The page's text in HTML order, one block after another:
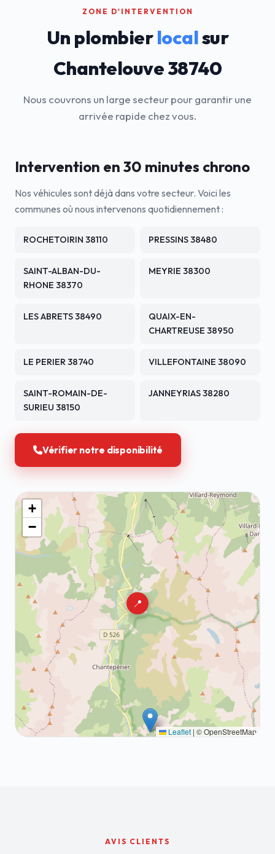
ZONE D'INTERVENTION
Un plombierlocalsur
Chantelouve 38740
Nous couvrons un large secteur pour garantir une
arrivée rapide chez vous.
Intervention en 30 minutes chrono
Nos véhicules sont déjà dans votre secteur. Voici les
communes où nous intervenons quotidiennement :
ROCHETOIRIN 38110 PRESSINS 38480
SAINT-ALBAN-DU-
RHONE 38370
MEYRIE 38300
LES ABRETS 38490
QUAIX-EN-
CHARTREUSE 38950
LE PERIER 38740 VILLEFONTAINE 38090
SAINT-ROMAIN-DE-
SURIEU 38150
JANNEYRIAS 38280
Vérifier notre disponibilité
📍
+
−
Leaflet | © OpenStreetMap
AVIS CLIENTS